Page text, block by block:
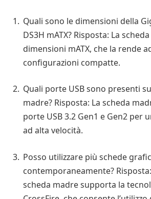
Quali sono le dimensioni della
DS3H mATX? Risposta: La
dimensioni mATX, che la rende
configurazioni compatte.
Quali porte USB sono presenti
madre? Risposta: La scheda
porte USB 3.2 Gen1 e Gen2 per
ad alta velocità.
Posso utilizzare più schede
contemporaneamente?
scheda madre supporta la